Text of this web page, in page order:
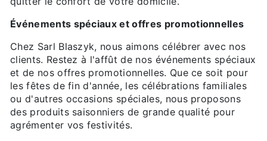
Événements spéciaux et offres promotionnelles
Chez Sarl Blaszyk, nous aimons célébrer avec nos
clients. Restez à l'affût de nos événements spéciaux
et de nos offres promotionnelles. Que ce soit pour
les fêtes de fin d'année, les célébrations familiales
ou d'autres occasions spéciales, nous proposons
des produits saisonniers de grande qualité pour
agrémenter vos festivités.